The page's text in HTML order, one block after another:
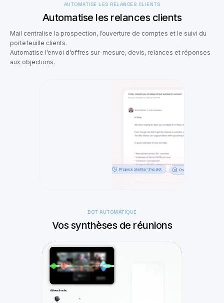
AUTOMATISE LES RELANCES CLIENTS
Automatise les relances clients
Mail centralise la prospection, l’ouverture de comptes et le suivi du
portefeuille clients.
Automatise l’envoi d’offres sur-mesure, devis, relances et réponses
aux objections.
BOT AUTOMATIQUE
Vos synthèses de réunions